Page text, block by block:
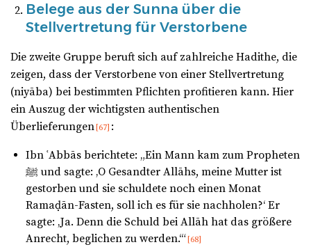
Belege aus der Sunna über die
Stellvertretung für Verstorbene
Die zweite Gruppe beruft sich auf zahlreiche Hadithe, die
zeigen, dass der Verstorbene von einer Stellvertretung
(niyāba) bei bestimmten Pflichten profitieren kann. Hier
ein Auszug der wichtigsten authentischen
Überlieferungen [67] :
Ibn ʿAbbās berichtete: „Ein Mann kam zum Propheten
ﷺ und sagte: ‚O Gesandter Allāhs, meine Mutter ist
gestorben und sie schuldete noch einen Monat
Ramaḍān-Fasten, soll ich es für sie nachholen?‘ Er
sagte: ‚Ja. Denn die Schuld bei Allāh hat das größere
Anrecht, beglichen zu werden.‘“ [68]